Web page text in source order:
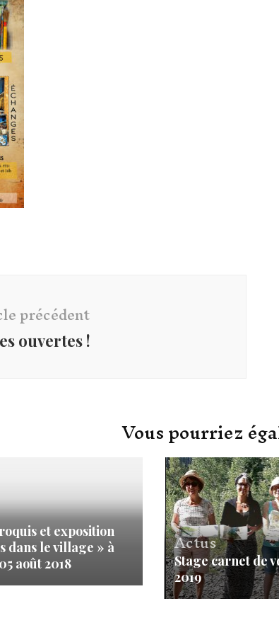
précédent
ouvertes !
Vous pourriez
et exposition
dans le village » à
août 2018
Actus
Stage carnet de
2019